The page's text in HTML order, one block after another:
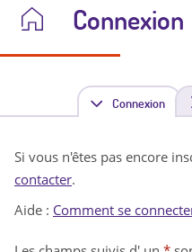
Connexion
Connexion(
n
Si vous n'êtes pas encore
contacter.
Aide : Comment se